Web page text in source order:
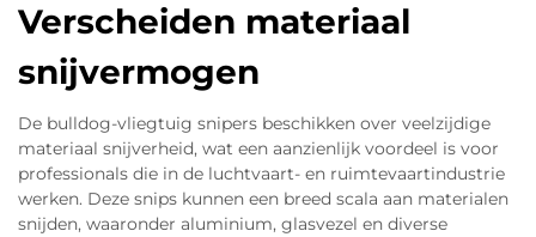
Verscheiden materiaal
snijvermogen
De bulldog-vliegtuig snipers beschikken over veelzijdige
materiaal snijverheid, wat een aanzienlijk voordeel is voor
professionals die in de luchtvaart- en ruimtevaartindustrie
werken. Deze snips kunnen een breed scala aan materialen
snijden, waaronder aluminium, glasvezel en diverse